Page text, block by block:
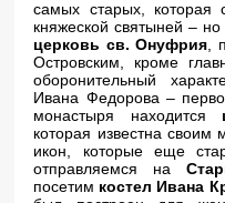
самых старых, которая
княжеской святыней –
церковь св. Онуфрия ,
Островским, кроме
оборонительный
Ивана Федорова –
монастыря находится
которая известна
икон, которые еще
отправляемся на
посетим костел Ивана